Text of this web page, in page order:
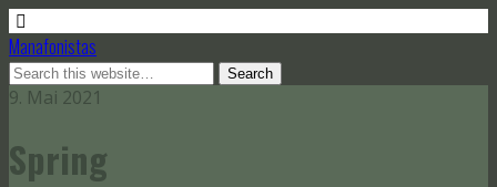
Manafonistas
9. Mai 2021
Spring